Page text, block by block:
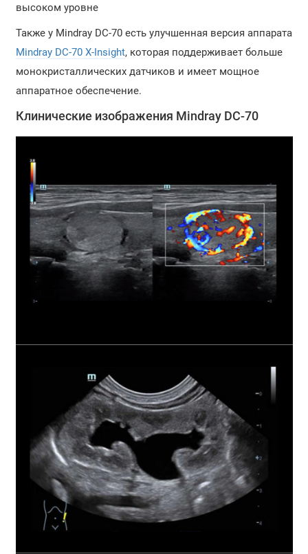
высоком уровне
Также у Mindray DC-70 есть улучшенная версия аппарата
Mindray DC-70 X-Insight, которая поддерживает больше
монокристаллических датчиков и имеет мощное
аппаратное обеспечение.
Клинические изображения Mindray DC-70